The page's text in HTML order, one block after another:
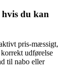
hvis du kan
pris‑mæssigt,
udførelse
til nabo eller